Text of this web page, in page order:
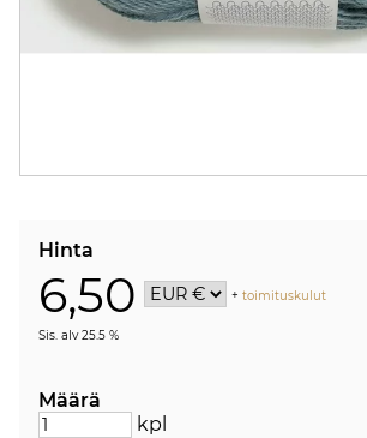
Hinta
6,50 +toimituskulut
Sis. alv 25.5 %
Määrä
kpl